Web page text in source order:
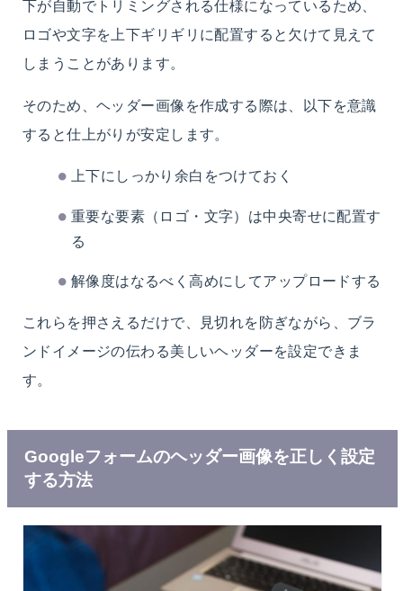
下が自動でトリミングされる仕様になっているため、
ロゴや文字を上下ギリギリに配置すると欠けて見えて
しまう ことがあります。
そのため、ヘッダー画像を作成する際は、以下を意識
すると仕上がりが安定します。
上下にしっかり余白をつけておく
重要な要素（ロゴ・文字）は中央寄せに配置す
る
解像度はなるべく高めにしてアップロードする
これらを押さえるだけで、見切れを防ぎながら、ブラ
ンドイメージの伝わる美しいヘッダーを設定できま
す。
Googleフォームのヘッダー画像を正しく設定
する方法